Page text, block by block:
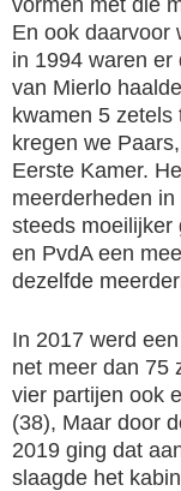
vormen met die
En ook daarvoor
in 1994 waren
van Mierlo
kwamen 5
kregen we
Eerste Kamer.
meerderheden
steeds moeilijker
en PvdA een
dezelfde
In 2017 werd
net meer dan 75
vier partijen ook
(38), Maar door
2019 ging dat
slaagde het